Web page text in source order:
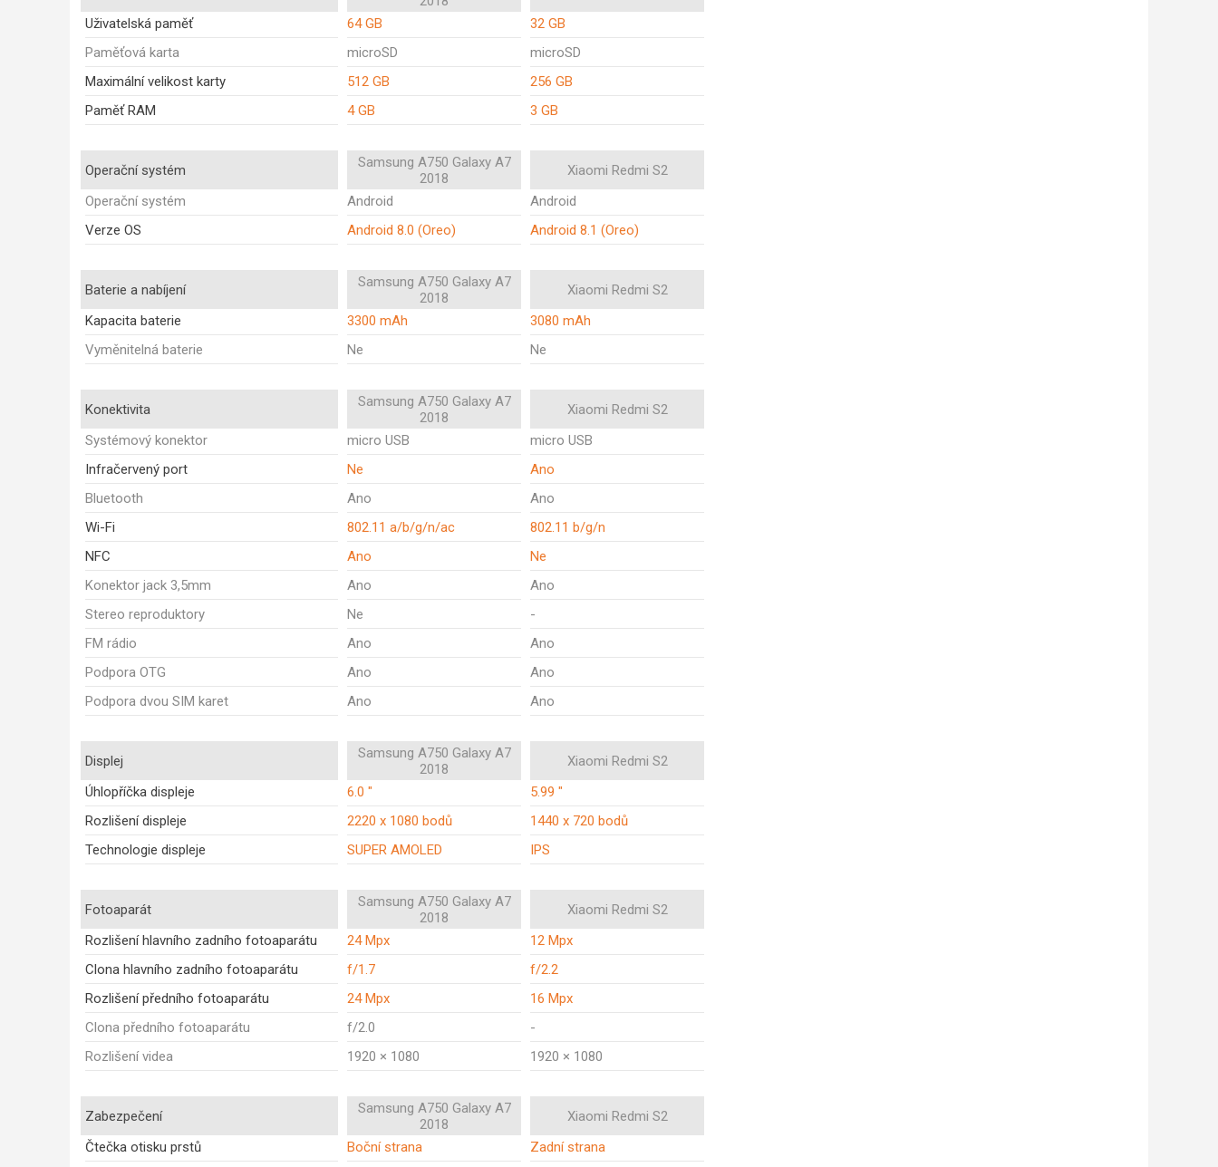
Uživatelská paměť
64 GB
32 GB
Paměťová karta
microSD
microSD
Maximální velikost karty
512 GB
256 GB
Paměť RAM
4 GB 3 GB
Operační systém
Samsung A750 Galaxy A7
2018
Xiaomi Redmi S2
Operační systém
Android
Android
Verze OS
Android 8.0 (Oreo) Android 8.1 (Oreo)
Baterie a nabíjení
Samsung A750 Galaxy A7
2018
Xiaomi Redmi S2
Kapacita baterie
3300 mAh
3080 mAh
Vyměnitelná baterie
Ne Ne
Konektivita
Samsung A750 Galaxy A7
2018
Xiaomi Redmi S2
Systémový konektor
micro USB
micro USB
Infračervený port
Ne
Ano
Bluetooth
Ano
Ano
Wi-Fi
802.11 a/b/g/n/ac
802.11 b/g/n
NFC
Ano
Ne
Konektor jack 3,5mm
Ano
Ano
Stereo reproduktory
Ne
-
FM rádio
Ano
Ano
Podpora OTG
Ano
Ano
Podpora dvou SIM karet
Ano Ano
Displej
Samsung A750 Galaxy A7
2018
Xiaomi Redmi S2
Úhlopříčka displeje
6.0 "
5.99 "
Rozlišení displeje
2220 x 1080 bodů
1440 x 720 bodů
Technologie displeje
SUPER AMOLED IPS
Fotoaparát
Samsung A750 Galaxy A7
2018
Xiaomi Redmi S2
Rozlišení hlavního zadního fotoaparátu
24 Mpx
12 Mpx
Clona hlavního zadního fotoaparátu
f/1.7
f/2.2
Rozlišení předního fotoaparátu
24 Mpx
16 Mpx
Clona předního fotoaparátu
f/2.0
-
Rozlišení videa
1920 × 1080 1920 × 1080
Zabezpečení
Samsung A750 Galaxy A7
2018
Xiaomi Redmi S2
Čtečka otisku prstů
Boční strana Zadní strana